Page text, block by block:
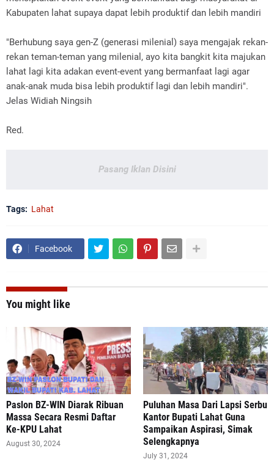
Kabupaten lahat supaya dapat lebih produktif dan lebih mandiri
"Berhubung saya gen-Z (generasi milenial) saya mengajak rekan-
rekan teman-teman yang milenial, ayo kita bangkit kita majukan
lahat lagi kita adakan event-event yang bermanfaat lagi agar
anak-anak muda bisa lebih produktif lagi dan lebih mandiri".
Jelas Widiah Ningsih
Red.
Pasang Iklan Disini
Tags: Lahat
Facebook
You might like
Paslon BZ-WIN Diarak Ribuan
Massa Secara Resmi Daftar
Ke-KPU Lahat
August 30, 2024
Puluhan Masa Dari Lapsi Serbu
Kantor Bupati Lahat Guna
Sampaikan Aspirasi, Simak
Selengkapnya
July 31, 2024